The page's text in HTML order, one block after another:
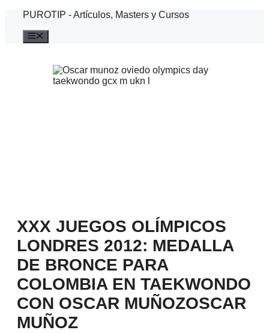
Saltar
contenido
PUROTIP - Artículos, Masters y Cursos
XXX JUEGOS OLÍMPICOS
LONDRES 2012: MEDALLA
DE BRONCE PARA
COLOMBIA EN TAEKWONDO
CON OSCAR MUÑOZOSCAR
MUÑOZ